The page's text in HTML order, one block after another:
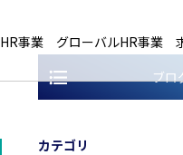
HR事業 グローバルHR事業
ブロ
カテゴリ